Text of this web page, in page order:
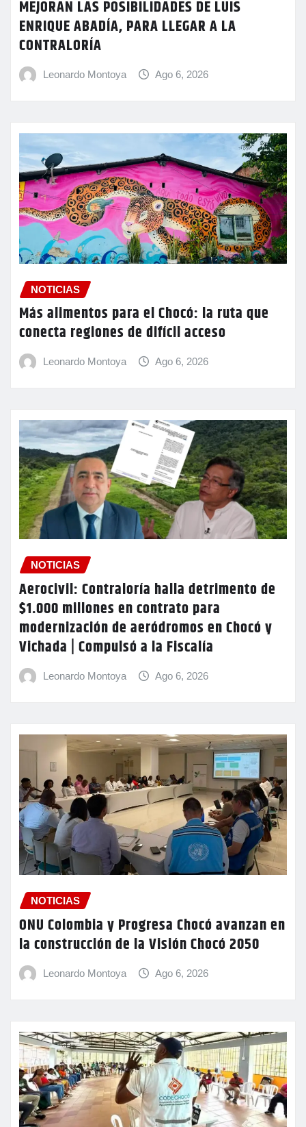
MEJORAN LAS POSIBILIDADES DE LUIS
ENRIQUE ABADÍA, PARA LLEGAR A LA
CONTRALORÍA
Leonardo Montoya Ago 6, 2026
NOTICIAS
Más alimentos para el Chocó: la ruta que
conecta regiones de difícil acceso
Leonardo Montoya Ago 6, 2026
NOTICIAS
Aerocivil: Contraloría halla detrimento de
$1.000 millones en contrato para
modernización de aeródromos en Chocó y
Vichada | Compulsó a la Fiscalía
Leonardo Montoya Ago 6, 2026
NOTICIAS
ONU Colombia y Progresa Chocó avanzan en
la construcción de la Visión Chocó 2050
Leonardo Montoya Ago 6, 2026